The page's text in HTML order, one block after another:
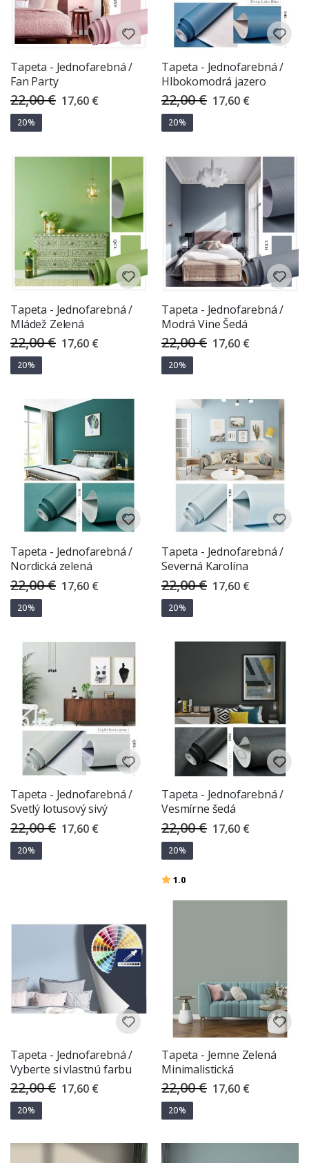
Tapeta - Jednofarebná /
Fan Party
22,00 € Special
Price
17,60 €
20%
Tapeta - Jednofarebná /
Hlbokomodrá jazero
22,00 € Special
Price
17,60 €
20%
Tapeta - Jednofarebná /
Mládež Zelená
22,00 € Special
Price
17,60 €
20%
Tapeta - Jednofarebná /
Modrá Vine Šedá
22,00 € Special
Price
17,60 €
20%
Tapeta - Jednofarebná /
Nordická zelená
22,00 € Special
Price
17,60 €
20%
Tapeta - Jednofarebná /
Severná Karolína
22,00 € Special
Price
17,60 €
20%
Tapeta - Jednofarebná /
Svetlý lotusový sivý
22,00 € Special
Price
17,60 €
20%
Tapeta - Jednofarebná /
Vesmírne šedá
22,00 € Special
Price
17,60 €
20%
Hodnotenie:
1.0
Tapeta - Jednofarebná /
Vyberte si vlastnú farbu
22,00 € Special
Price
17,60 €
20%
Tapeta - Jemne Zelená
Minimalistická
22,00 € Special
Price
17,60 €
20%